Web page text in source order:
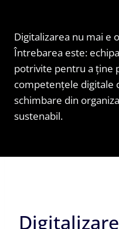
Digitalizarea nu mai e
Întrebarea este:
potrivite pentru a ține
competențele digitale
schimbare din
sustenabil.